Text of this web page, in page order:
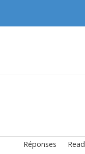
Réponses Read